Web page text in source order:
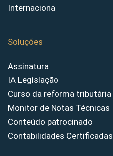
Internacional
Soluções
Assinatura
IA Legislação
Curso da reforma tributária
Monitor de Notas Técnicas
Conteúdo patrocinado
Contabilidades Certificadas